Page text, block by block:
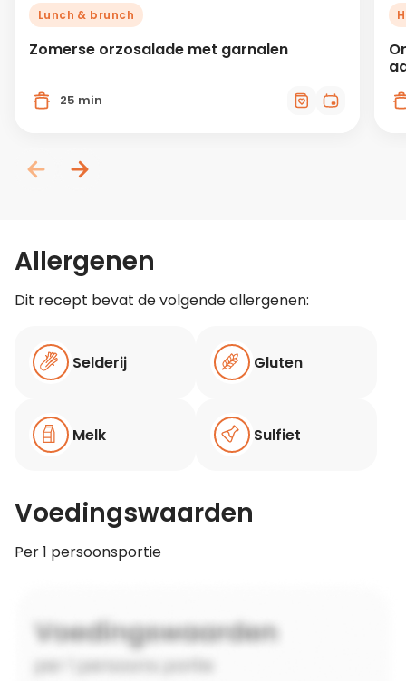
Lunch & brunch
Zomerse orzosalade met garnalen
25 min
Allergenen
Dit recept bevat de volgende allergenen:
Selderij Gluten
Melk Sulfiet
Voedingswaarden
Per 1 persoonsportie